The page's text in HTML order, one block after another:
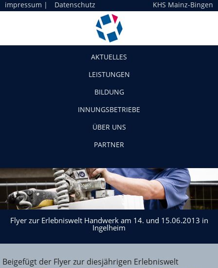
impressum | Datenschutz KHS Mainz-Bingen
AKTUELLES
LEISTUNGEN
BILDUNG
INNUNGSBETRIEBE
ÜBER UNS
PARTNER
Ingelheim
Flyer zur Erlebniswelt Handwerk am 14. und 15.06.2013 in
Ingelheim
Beigefügt der Flyer zur diesjährigen Erlebniswelt